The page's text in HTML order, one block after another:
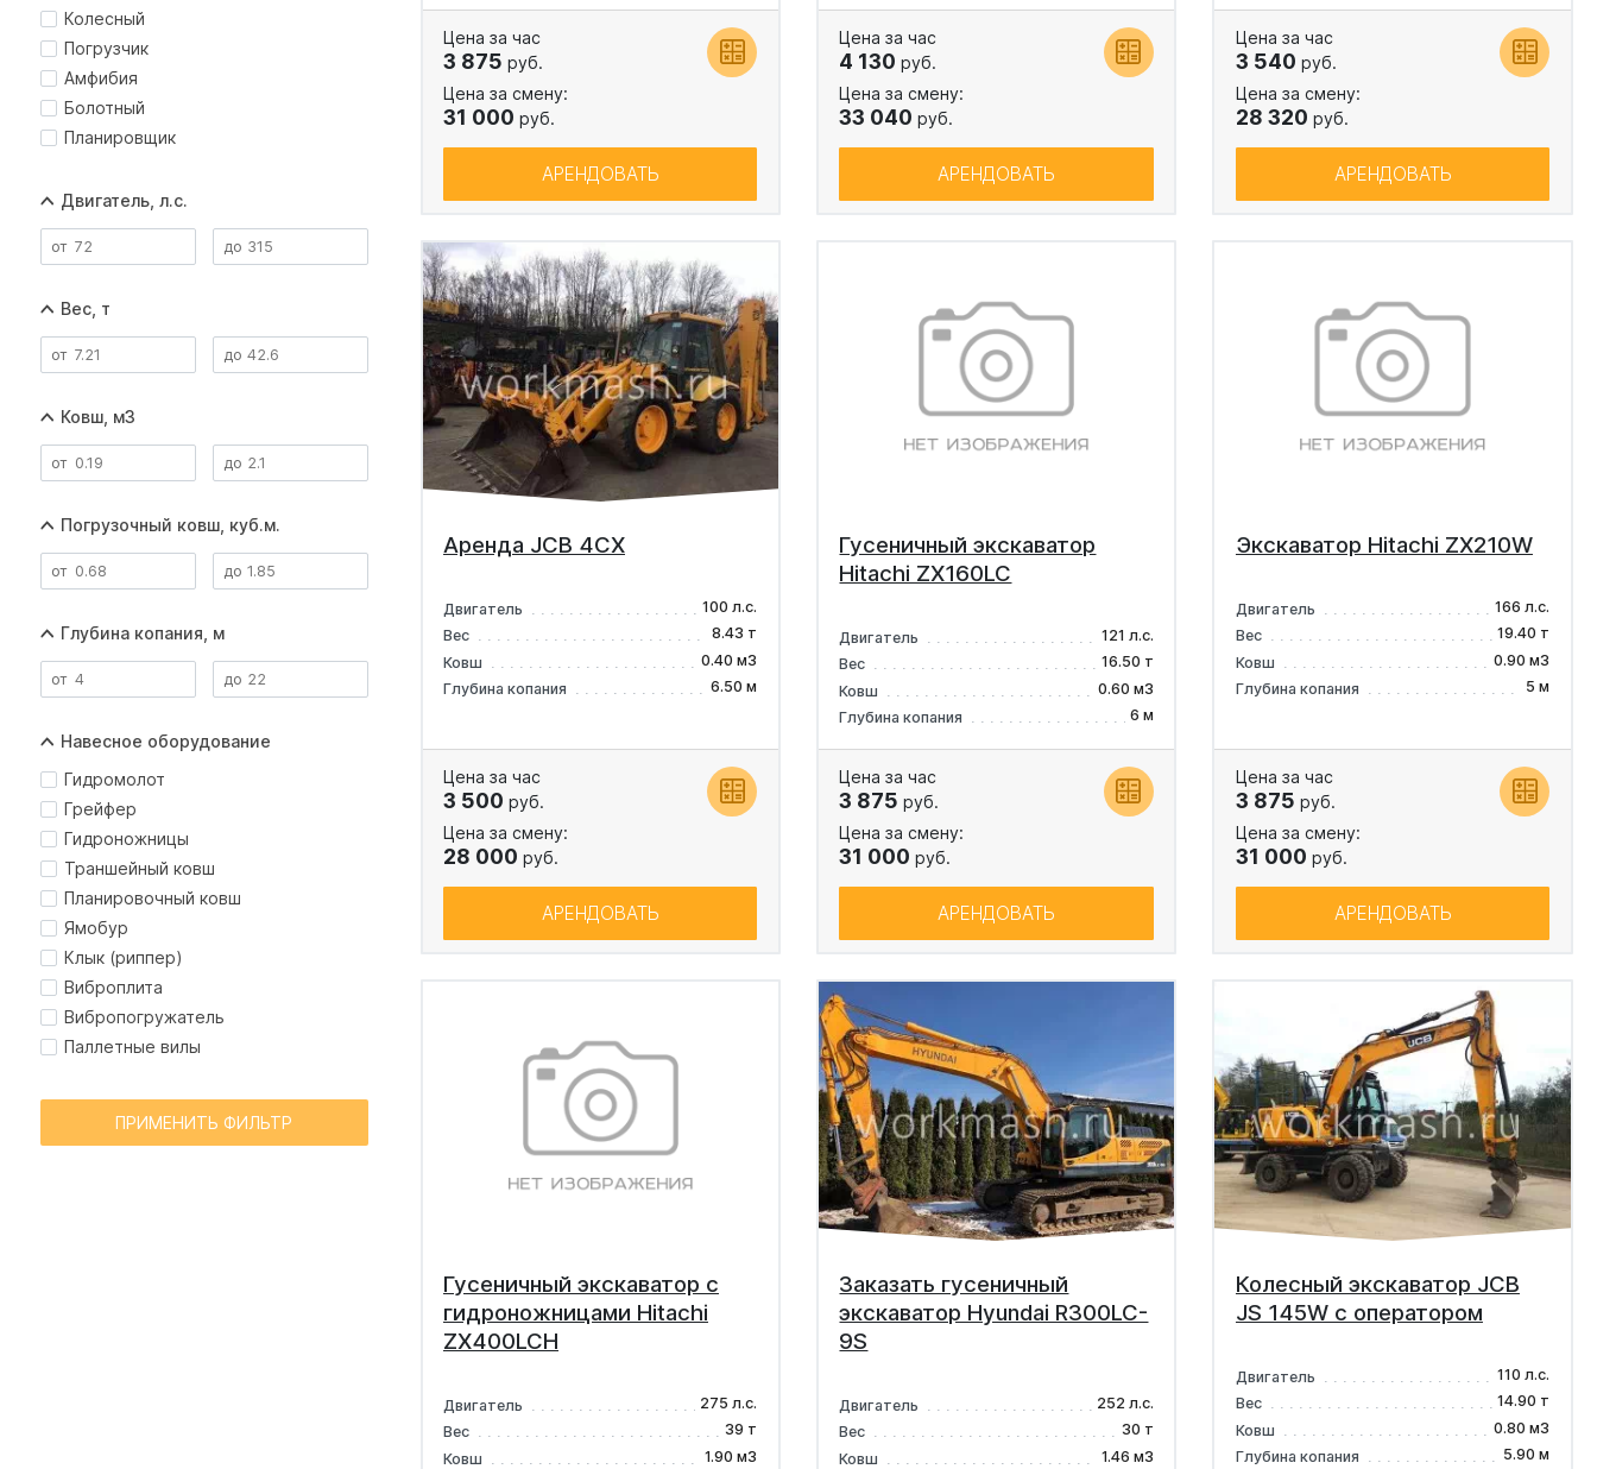
Колесный
Погрузчик
Амфибия
Болотный
Планировщик
Двигатель, л.с.
Вес, т
Ковш, м3
Погрузочный ковш, куб.м.
Глубина копания, м
Навесное оборудование
Гидромолот
Грейфер
Гидроножницы
Траншейный ковш
Планировочный ковш
Ямобур
Клык (риппер)
Виброплита
Вибропогружатель
Паллетные вилы
ПРИМЕНИТЬ ФИЛЬТР
Цена за час
3 875 руб.
Цена за смену:
31 000 руб.
АРЕНДОВАТЬ
Цена за час
4 130 руб.
Цена за смену:
33 040 руб.
АРЕНДОВАТЬ
Цена за час
3 540 руб.
Цена за смену:
28 320 руб.
АРЕНДОВАТЬ
Аренда JCB 4CX
Двигатель
100 л.с.
Вес
8.43 т
Ковш
0.40 м3
Глубина копания
6.50 м
Цена за час
3 500 руб.
Цена за смену:
28 000 руб.
АРЕНДОВАТЬ
Гусеничный экскаватор
Hitachi ZX160LC
Двигатель
121 л.с.
Вес
16.50 т
Ковш
0.60 м3
Глубина копания
6 м
Цена за час
3 875 руб.
Цена за смену:
31 000 руб.
АРЕНДОВАТЬ
Экскаватор Hitachi ZX210W
Двигатель
166 л.с.
Вес
19.40 т
Ковш
0.90 м3
Глубина копания
5 м
Цена за час
3 875 руб.
Цена за смену:
31 000 руб.
АРЕНДОВАТЬ
Гусеничный экскаватор с
гидроножницами Hitachi
ZX400LCH
Двигатель
275 л.с.
Вес
39 т
Ковш
1.90 м3
Заказать гусеничный
экскаватор Hyundai R300LC-
9S
Двигатель
252 л.с.
Вес
30 т
Ковш
1.46 м3
Колесный экскаватор JCB
JS 145W с оператором
Двигатель
110 л.с.
Вес
14.90 т
Ковш
0.80 м3
Глубина копания
5.90 м